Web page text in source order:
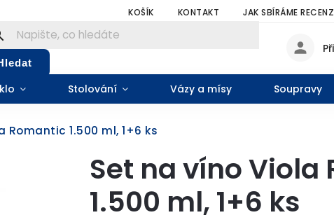
KOŠÍK KONTAKT JAK SBÍRÁME
Stolování Vázy a mísy Soupravy
Romantic 1.500 ml, 1+6 ks
Set na víno Viola
1.500 ml, 1+6 ks